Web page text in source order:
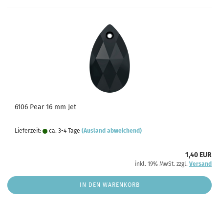
6106 Pear 16 mm Jet
Lieferzeit: ca. 3-4 Tage (Ausland abweichend)
1,40 EUR
inkl. 19% MwSt. zzgl. Versand
IN DEN WARENKORB